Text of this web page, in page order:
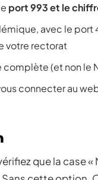
port 993 et le
avec le
votre rectorat
(et non le
connecter au
que la case